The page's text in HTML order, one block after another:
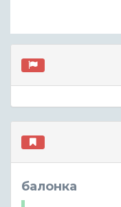
балонка